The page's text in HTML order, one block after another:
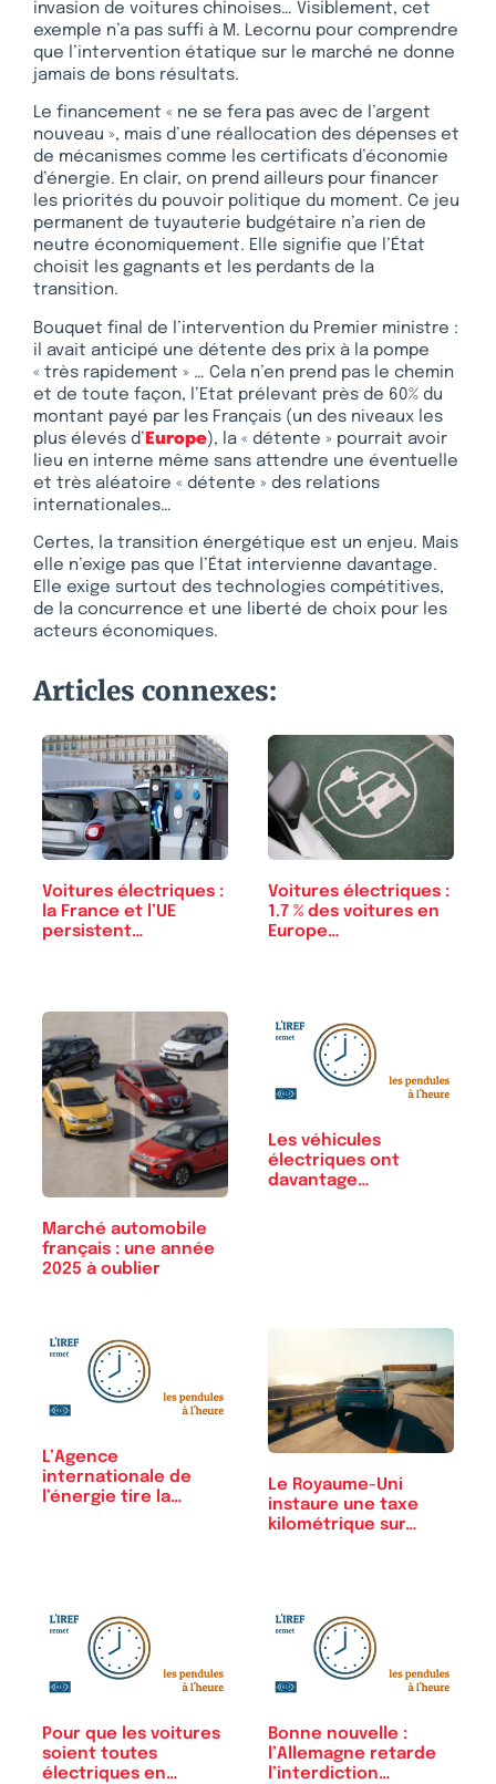
invasion de voitures chinoises… Visiblement, cet
exemple n’a pas suffi à M. Lecornu pour comprendre
que l’intervention étatique sur le marché ne donne
jamais de bons résultats.
Le financement « ne se fera pas avec de l’argent
nouveau », mais d’une réallocation des dépenses et
de mécanismes comme les certificats d’économie
d’énergie. En clair, on prend ailleurs pour financer
les priorités du pouvoir politique du moment. Ce jeu
permanent de tuyauterie budgétaire n’a rien de
neutre économiquement. Elle signifie que l’État
choisit les gagnants et les perdants de la
transition.
Bouquet final de l’intervention du Premier ministre :
il avait anticipé une détente des prix à la pompe
« très rapidement » … Cela n’en prend pas le chemin
et de toute façon, l’Etat prélevant près de 60% du
montant payé par les Français (un des niveaux les
plus élevés d’ Europe), la « détente » pourrait avoir
lieu en interne même sans attendre une éventuelle
et très aléatoire « détente » des relations
internationales…
Certes, la transition énergétique est un enjeu. Mais
elle n’exige pas que l’État intervienne davantage.
Elle exige surtout des technologies compétitives,
de la concurrence et une liberté de choix pour les
acteurs économiques.
Articles connexes:
Voitures électriques :
la France et l’UE
persistent…
Voitures électriques :
1.7 % des voitures en
Europe…
Marché automobile
français : une année
2025 à oublier
Les véhicules
électriques ont
davantage
L’Agence
internationale de
l’énergie tire la…
Le Royaume-Uni
instaure une taxe
kilométrique sur…
Pour que les voitures
soient toutes
électriques en…
Bonne nouvelle :
l’Allemagne retarde
l’interdiction…